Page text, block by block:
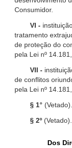
Consumidor.
VI -
tratamento
de proteção do
pela Lei nº
VII -
de conflitos
pela Lei nº
§ 1° (Vetado).
§ 2º (Vetado).
Dos